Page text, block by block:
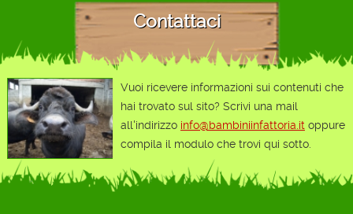
Contattaci
Vuoi ricevere informazioni sui contenuti che
hai trovato sul sito? Scrivi una mail
all'indirizzo info@bambiniinfattoria.itoppure
compila il modulo che trovi qui sotto.